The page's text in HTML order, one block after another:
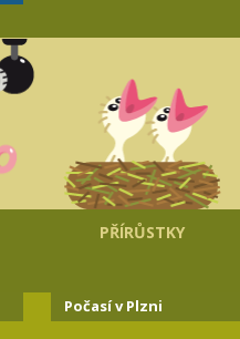
PŘÍRŮSTKY
Počasí v Plzni